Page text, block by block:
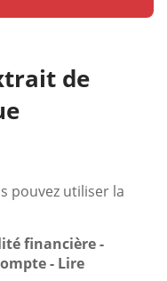
de
pouvez utiliser la
financière -
- Lire